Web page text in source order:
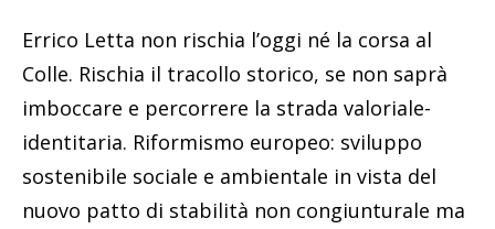
Errico Letta non rischia l’oggi né la corsa al
Colle. Rischia il tracollo storico, se non saprà
imboccare e percorrere la strada valoriale-
identitaria. Riformismo europeo: sviluppo
sostenibile sociale e ambientale in vista del
nuovo patto di stabilità non congiunturale ma